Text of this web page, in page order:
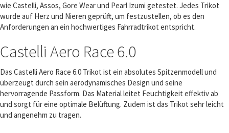
wie Castelli, Assos, Gore Wear und Pearl Izumi getestet. Jedes Trikot
wurde auf Herz und Nieren geprüft, um festzustellen, ob es den
Anforderungen an ein hochwertiges Fahrradtrikot entspricht.
Castelli Aero Race 6.0
Das Castelli Aero Race 6.0 Trikot ist ein absolutes Spitzenmodell und
überzeugt durch sein aerodynamisches Design und seine
hervorragende Passform. Das Material leitet Feuchtigkeit effektiv ab
und sorgt für eine optimale Belüftung. Zudem ist das Trikot sehr leicht
und angenehm zu tragen.